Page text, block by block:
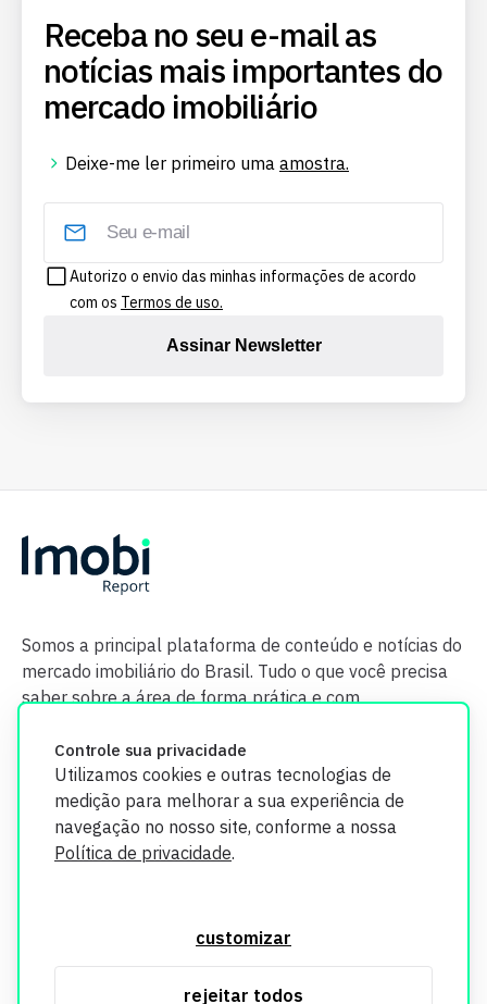
Controle sua privacidade
Utilizamos cookies e outras tecnologias de
medição para melhorar a sua experiência de
navegação no nosso site, conforme a nossa
Política de privacidade.
customizar
rejeitar todos
Receba no seu e-mail as
notícias mais importantes do
mercado imobiliário
Deixe-me ler primeiro uma amostra.
Autorizo o envio das minhas informações de acordo
com os Termos de uso.
Assinar Newsletter
Somos a principal plataforma de conteúdo e notícias do
mercado imobiliário do Brasil. Tudo o que você precisa
saber sobre a área de forma prática e com
segurança. Todos os dados coletados em nosso site são
utilizados exclusivamente para fins de aprimoramento de
informações, consulte nossa Política de Privacidade.